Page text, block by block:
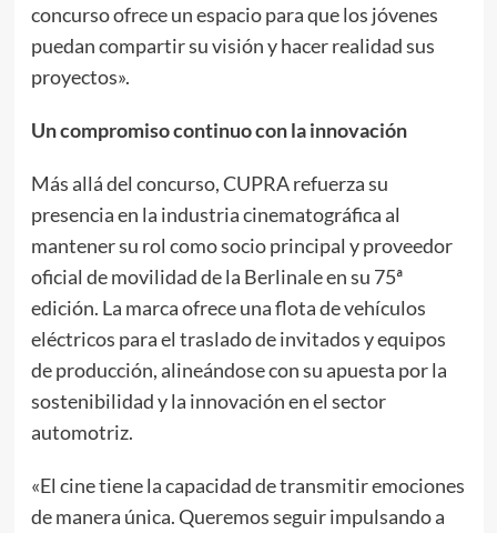
concurso ofrece un espacio para que los jóvenes
puedan compartir su visión y hacer realidad sus
proyectos».
Un compromiso continuo con la innovación
Más allá del concurso, CUPRA refuerza su
presencia en la industria cinematográfica al
mantener su rol como socio principal y proveedor
oficial de movilidad de la Berlinale en su 75ª
edición. La marca ofrece una flota de vehículos
eléctricos para el traslado de invitados y equipos
de producción, alineándose con su apuesta por la
sostenibilidad y la innovación en el sector
automotriz.
«El cine tiene la capacidad de transmitir emociones
de manera única. Queremos seguir impulsando a